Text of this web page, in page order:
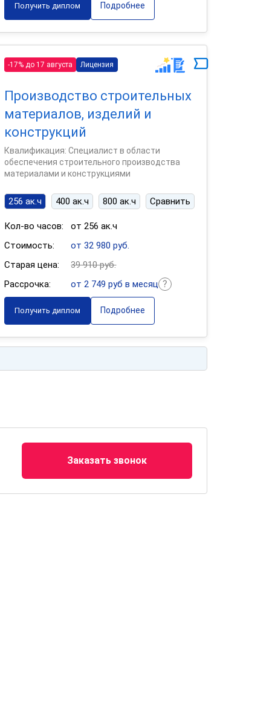
Получить диплом Подробнее
-17% до 17 августа Лицензия
Производство строительных
материалов, изделий и
конструкций
Квалификация: Специалист в области
обеспечения строительного производства
материалами и конструкциями
256 ак.ч 400 ак.ч 800 ак.ч Сравнить
Кол-во часов:
от 256 ак.ч
Стоимость:
от 32 980 руб.
Старая цена:
39 910 руб.
Рассрочка:
от 2 749 руб в месяц
Получить диплом Подробнее
Заказать звонок